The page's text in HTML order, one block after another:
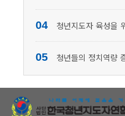
04 청년지도자 육성을
05 청년들의 정치역량